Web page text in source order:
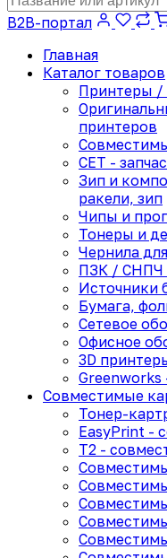
B2B-портал
Главная
Каталог товаров
Принтеры /
принтеров
CET -
Зип и
ракели, зип
Чипы и
Тонеры и
Чернила
ПЗК / СНПЧ
Источники
Бумага,
Сетевое
Офисное
3D
Greenworks
Совместимые
Тонер-
EasyPrint -
T2 -